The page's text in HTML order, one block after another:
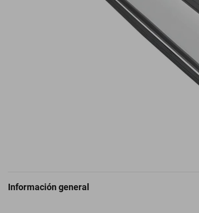
Información general